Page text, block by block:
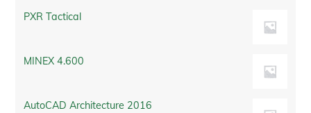
PXR Tactical
MINEX 4.600
AutoCAD Architecture 2016